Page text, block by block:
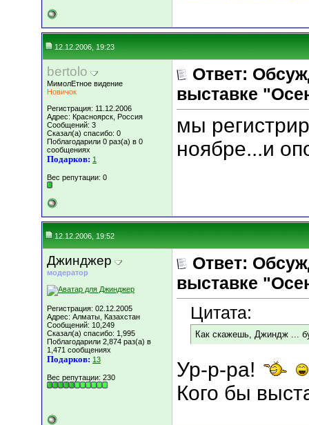
12.12.2006, 19:23
bertolo
МимолЕтное видение
Новичок
Регистрация: 11.12.2006
Адрес: Красноярск, Россия
Сообщений: 3
Сказал(а) спасибо: 0
Поблагодарили 0 раз(а) в 0
сообщениях
Подарков: 1
Вес репутации: 0
Ответ:
выставке
мы
ноябре...и
12.12.2006, 19:52
Джинджер
модератор
Регистрация: 02.12.2005
Адрес: Алматы, Казахстан
Сообщений: 10,249
Сказал(а) спасибо: 1,995
Поблагодарили 2,874 раз(а) в
1,471 сообщениях
Подарков: 13
Вес репутации: 230
Ответ:
выставке
Цитата:
Как скажешь, Джиндж ...
Ур-р-ра!
Кого бы